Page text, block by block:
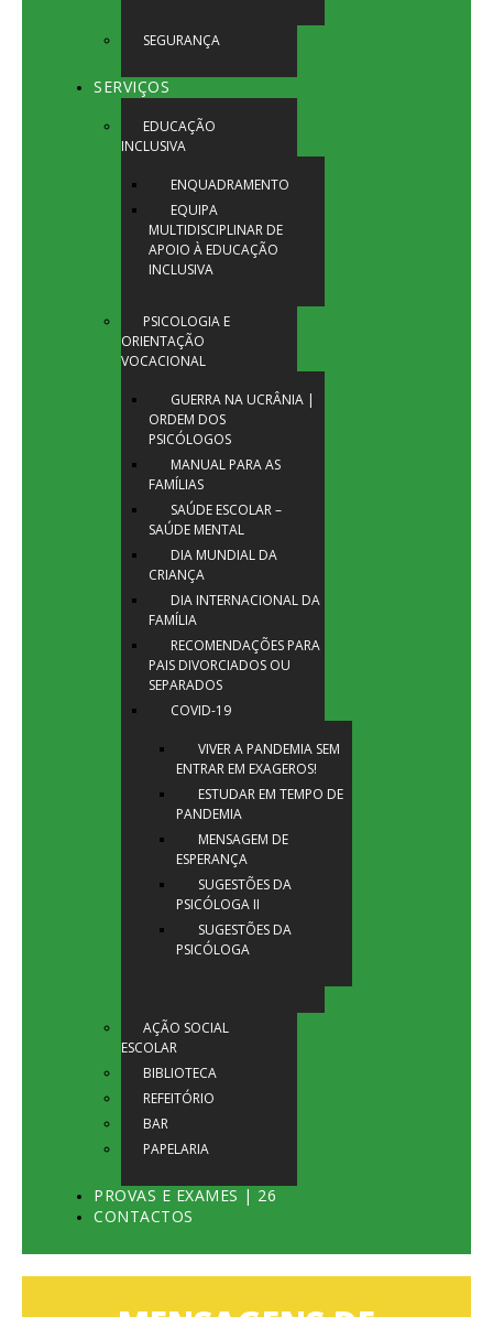
SEGURANÇA
SERVIÇOS
EDUCAÇÃO
INCLUSIVA
ENQUADRAMENTO
EQUIPA
MULTIDISCIPLINAR DE
APOIO À EDUCAÇÃO
INCLUSIVA
PSICOLOGIA E
ORIENTAÇÃO
VOCACIONAL
GUERRA NA UCRÂNIA |
ORDEM DOS
PSICÓLOGOS
MANUAL PARA AS
FAMÍLIAS
SAÚDE ESCOLAR –
SAÚDE MENTAL
DIA MUNDIAL DA
CRIANÇA
DIA INTERNACIONAL DA
FAMÍLIA
RECOMENDAÇÕES PARA
PAIS DIVORCIADOS OU
SEPARADOS
COVID-19
VIVER A PANDEMIA SEM
ENTRAR EM EXAGEROS!
ESTUDAR EM TEMPO DE
PANDEMIA
MENSAGEM DE
ESPERANÇA
SUGESTÕES DA
PSICÓLOGA II
SUGESTÕES DA
PSICÓLOGA
AÇÃO SOCIAL
ESCOLAR
BIBLIOTECA
REFEITÓRIO
BAR
PAPELARIA
PROVAS E EXAMES | 26
CONTACTOS